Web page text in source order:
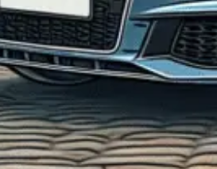
Skoda Fabia 1
Skoda Fabia 2
Skoda Octavia 1
Skoda Octavia 2
Skoda Octavia 3
Skoda Rapid
Skoda Superb 1
Skoda Superb 2
Toyota Avensis T25
Auto